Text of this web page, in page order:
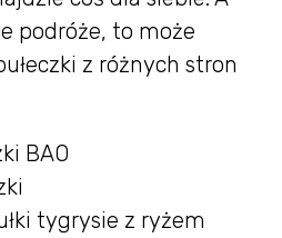
podróże, to może
z różnych stron
BAO
tygrysie z ryżem